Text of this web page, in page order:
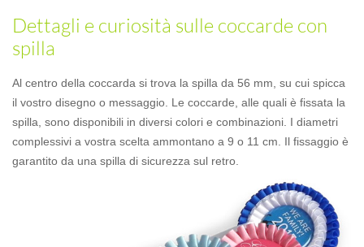
Dettagli e curiosità sulle coccarde con
spilla
Al centro della coccarda si trova la spilla da 56 mm, su cui spicca
il vostro disegno o messaggio. Le coccarde, alle quali è fissata la
spilla, sono disponibili in diversi colori e combinazioni. I diametri
complessivi a vostra scelta ammontano a 9 o 11 cm. Il fissaggio è
garantito da una spilla di sicurezza sul retro.